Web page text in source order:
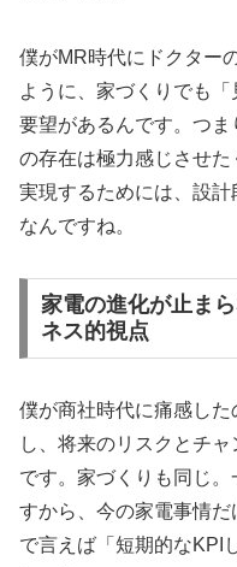
僕がMR時代にドクター
ように、家づくりでも
要望があるんです。つ
の存在は極力感じさせ
実現するためには、設
なんですね。
家電の進化が止ま
ネス的視点
僕が商社時代に痛感し
し、将来のリスクとチ
です。家づくりも同じ
すから、今の家電事情
で言えば「短期的なKPI